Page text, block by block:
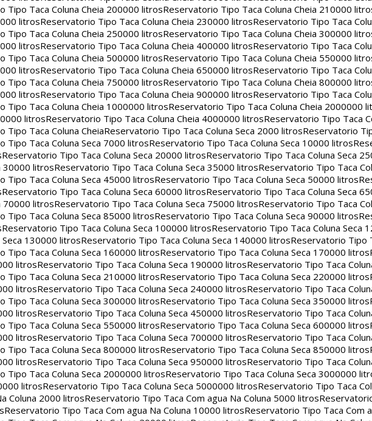
Tipo Taca Coluna Cheia 200000 litrosReservatorio Tipo Taca Coluna Cheia 210000
litrosReservatorio Tipo Taca Coluna Cheia 230000 litrosReservatorio Tipo Taca
Tipo Taca Coluna Cheia 250000 litrosReservatorio Tipo Taca Coluna Cheia 300000
litrosReservatorio Tipo Taca Coluna Cheia 400000 litrosReservatorio Tipo Taca
Tipo Taca Coluna Cheia 500000 litrosReservatorio Tipo Taca Coluna Cheia 550000
litrosReservatorio Tipo Taca Coluna Cheia 650000 litrosReservatorio Tipo Taca
Tipo Taca Coluna Cheia 750000 litrosReservatorio Tipo Taca Coluna Cheia 800000
litrosReservatorio Tipo Taca Coluna Cheia 900000 litrosReservatorio Tipo Taca
Tipo Taca Coluna Cheia 1000000 litrosReservatorio Tipo Taca Coluna Cheia 2000000
litrosReservatorio Tipo Taca Coluna Cheia 4000000 litrosReservatorio Tipo Taca
Tipo Taca Coluna CheiaReservatorio Tipo Taca Coluna Seca 2000 litrosReservatorio
Tipo Taca Coluna Seca 7000 litrosReservatorio Tipo Taca Coluna Seca 10000 litros
Reservatorio Tipo Taca Coluna Seca 20000 litrosReservatorio Tipo Taca Coluna Seca
30000 litrosReservatorio Tipo Taca Coluna Seca 35000 litrosReservatorio Tipo Taca
Tipo Taca Coluna Seca 45000 litrosReservatorio Tipo Taca Coluna Seca 50000 litros
Reservatorio Tipo Taca Coluna Seca 60000 litrosReservatorio Tipo Taca Coluna Seca
70000 litrosReservatorio Tipo Taca Coluna Seca 75000 litrosReservatorio Tipo Taca
Tipo Taca Coluna Seca 85000 litrosReservatorio Tipo Taca Coluna Seca 90000 litros
Reservatorio Tipo Taca Coluna Seca 100000 litrosReservatorio Tipo Taca Coluna Seca
Seca 130000 litrosReservatorio Tipo Taca Coluna Seca 140000 litrosReservatorio Tipo
Tipo Taca Coluna Seca 160000 litrosReservatorio Tipo Taca Coluna Seca 170000 litros
litrosReservatorio Tipo Taca Coluna Seca 190000 litrosReservatorio Tipo Taca
Tipo Taca Coluna Seca 210000 litrosReservatorio Tipo Taca Coluna Seca 220000 litros
litrosReservatorio Tipo Taca Coluna Seca 240000 litrosReservatorio Tipo Taca
Tipo Taca Coluna Seca 300000 litrosReservatorio Tipo Taca Coluna Seca 350000 litros
litrosReservatorio Tipo Taca Coluna Seca 450000 litrosReservatorio Tipo Taca
Tipo Taca Coluna Seca 550000 litrosReservatorio Tipo Taca Coluna Seca 600000 litros
litrosReservatorio Tipo Taca Coluna Seca 700000 litrosReservatorio Tipo Taca
Tipo Taca Coluna Seca 800000 litrosReservatorio Tipo Taca Coluna Seca 850000 litros
litrosReservatorio Tipo Taca Coluna Seca 950000 litrosReservatorio Tipo Taca
Tipo Taca Coluna Seca 2000000 litrosReservatorio Tipo Taca Coluna Seca 3000000
litrosReservatorio Tipo Taca Coluna Seca 5000000 litrosReservatorio Tipo Taca
Coluna 2000 litrosReservatorio Tipo Taca Com agua Na Coluna 5000 litros
Reservatorio Tipo Taca Com agua Na Coluna 10000 litrosReservatorio Tipo Taca Com